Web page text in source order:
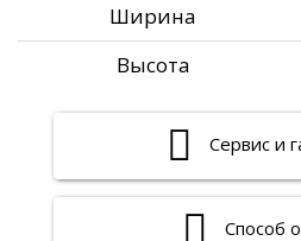
Ширина
Высота
Сервис и
Способ